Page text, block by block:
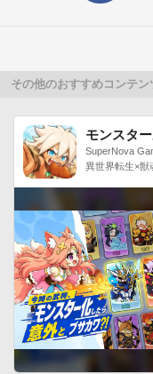
う！
- アバターが集まるス
リアルタイムで他のア
しみください。
有名なスポットのスク
特別なアイテムが準備
スクエアで巨人化し
～
さらに楽しいイベント
- アバター同士で1対1
アバターがでんぐり返
したり（花びらひらひ
その他のおすすめコンテン
モンスタ
SuperNova
異世界転生×獣